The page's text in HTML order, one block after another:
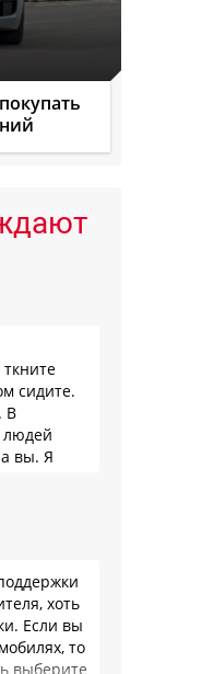
сидите.
В
людей
вы. Я
хоть
Если вы
то
выберите